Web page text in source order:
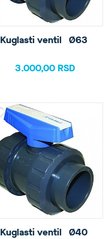
Kuglasti ventil   Ø63
3.000,00 RSD
Kuglasti ventil   Ø40